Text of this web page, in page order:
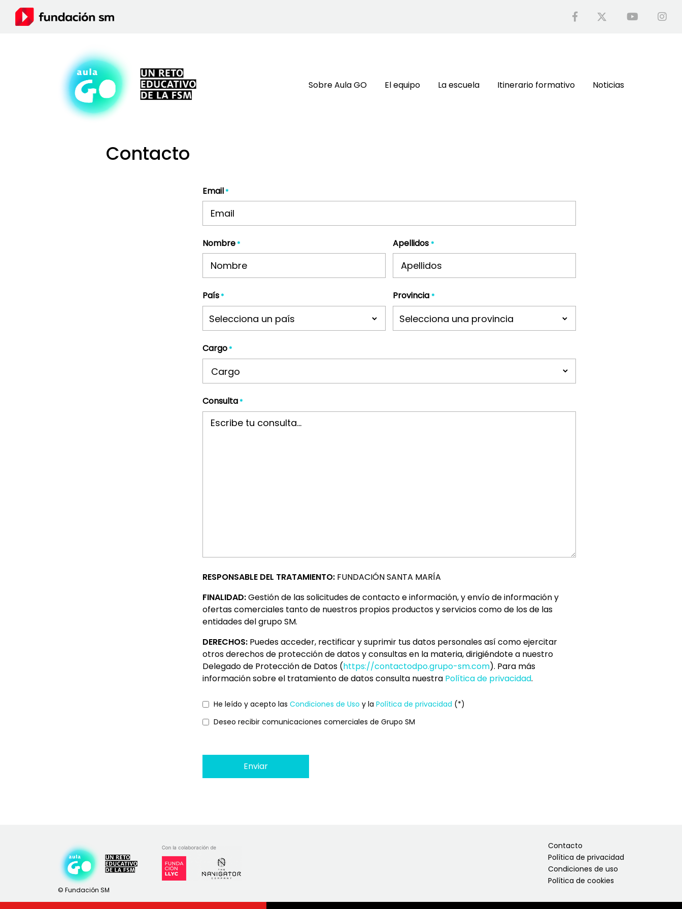
Sobre Aula GO El equipo La escuela Itinerario formativo Noticias
Contacto
Email*
Nombre* Apellidos *
País*
Selecciona un país
Provincia *
Selecciona una provincia
Cargo*
Consulta*
RESPONSABLE DEL TRATAMIENTO: FUNDACIÓN SANTA MARÍA
FINALIDAD:Gestión de las solicitudes de contacto e información, y envío de información y
ofertas comerciales tanto de nuestros propios productos y servicios como de los de las
entidades del grupo SM.
DERECHOS: Puedes acceder, rectificar y suprimir tus datos personales así como ejercitar
otros derechos de protección de datos y consultas en la materia, dirigiéndote a nuestro
Delegado de Protección de Datos (https://contactodpo.grupo-sm.com). Para más
información sobre el tratamiento de datos consulta nuestra Política de privacidad.
Términos
condiciones
He leído y acepto las Condiciones de Uso y la Política de privacidad (*)
Comunicaciones
Deseo recibir comunicaciones comerciales de Grupo SM
Contacto
Política de privacidad
Condiciones de uso
Política de cookies